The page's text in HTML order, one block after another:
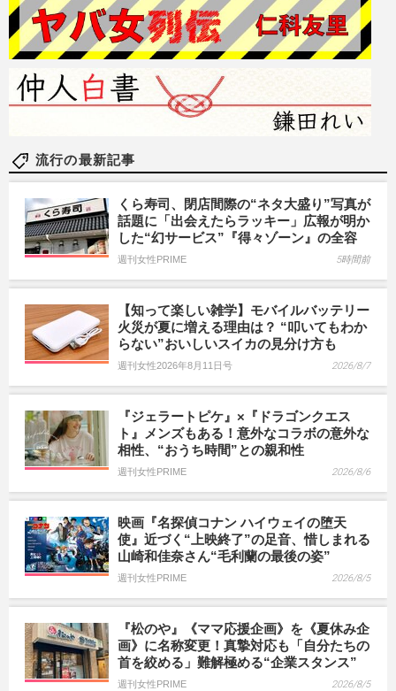
流行の最新記事
くら寿司、閉店間際の“ネタ大盛り”写真が
話題に「出会えたらラッキー」広報が明か
した“幻サービス”『得々ゾーン』の全容
週刊女性PRIME 5時間前
【知って楽しい雑学】モバイルバッテリー
火災が夏に増える理由は？ “叩いてもわか
らない”おいしいスイカの見分け方も
週刊女性2026年8月11日号 2026/8/7
『ジェラートピケ』×『ドラゴンクエス
ト』メンズもある！意外なコラボの意外な
相性、“おうち時間”との親和性
週刊女性PRIME 2026/8/6
映画『名探偵コナン ハイウェイの堕天
使』近づく“上映終了”の足音、惜しまれる
山崎和佳奈さん“毛利蘭の最後の姿”
週刊女性PRIME 2026/8/5
『松のや』《ママ応援企画》を《夏休み企
画》に名称変更！真摯対応も「自分たちの
首を絞める」難解極める“企業スタンス”
週刊女性PRIME 2026/8/5